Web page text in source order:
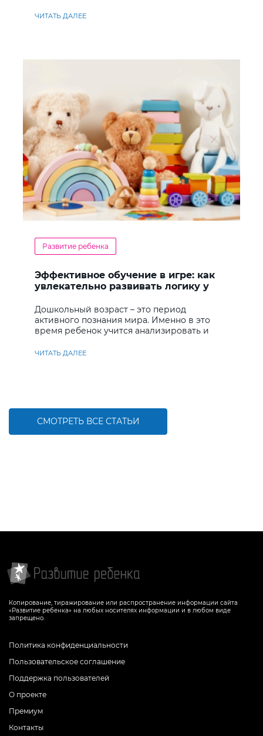
ЧИТАТЬ ДАЛЕЕ
Развитие ребенка
Эффективное обучение в игре: как
увлекательно развивать логику у
Дошкольный возраст – это период
активного познания мира. Именно в это
время ребенок учится анализировать и
ЧИТАТЬ ДАЛЕЕ
СМОТРЕТЬ ВСЕ СТАТЬИ
Копирование, тиражирование или распространение информации сайта
«Развитие ребенка» на любых носителях информации и в любом виде
запрещено.
Политика конфиденциальности
Пользовательское соглашение
Поддержка пользователей
О проекте
Премиум
Контакты